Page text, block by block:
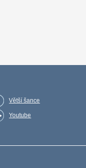
Větší šance
Youtube